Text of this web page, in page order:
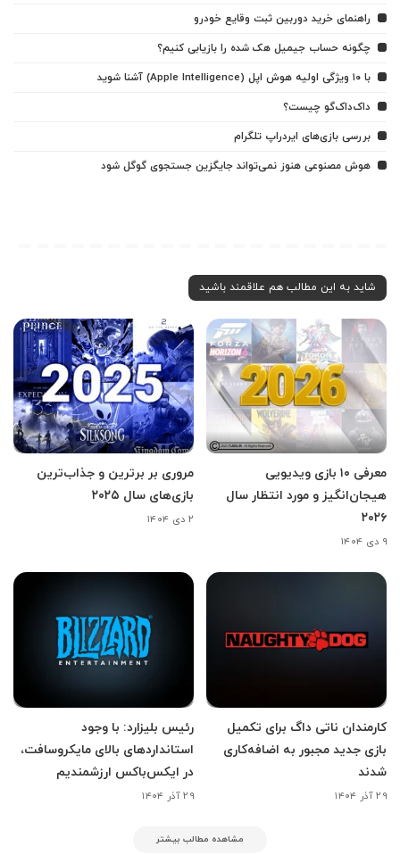
راهنمای خرید دوربین ثبت وقایع خودرو
چگونه حساب جیمیل هک شده را بازیابی کنیم؟
با ۱۰ ویژگی اولیه هوش اپل (Apple Intelligence) آشنا شوید
داک‌داک‌گو چیست؟
بررسی بازی‌های ایردراپ تلگرام
هوش مصنوعی هنوز نمی‌تواند جایگزین جستجوی گوگل شود
شاید به این مطالب هم علاقمند باشید
معرفی ۱۰ بازی ویدیویی
هیجان‌انگیز و مورد انتظار سال
۲۰۲۶
۹ دی ۱۴۰۴
مروری بر برترین و جذاب‌ترین
بازی‌های سال ۲۰۲۵
۲ دی ۱۴۰۴
کارمندان ناتی داگ برای تکمیل
بازی جدید مجبور به اضافه‌کاری
شدند
۲۹ آذر ۱۴۰۴
رئیس بلیزارد: با وجود
استانداردهای بالای مایکروسافت،
در ایکس‌باکس ارزشمندیم
۲۹ آذر ۱۴۰۴
مشاهده مطالب بیشتر